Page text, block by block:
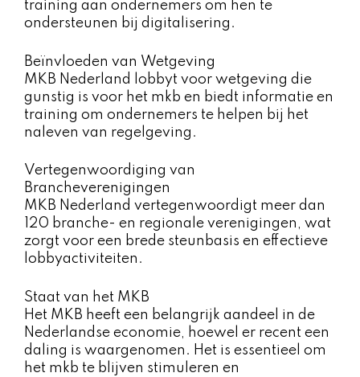
training aan ondernemers om hen te
ondersteunen bij digitalisering.
Beïnvloeden van Wetgeving
MKB Nederland lobbyt voor wetgeving die
gunstig is voor het mkb en biedt informatie en
training om ondernemers te helpen bij het
naleven van regelgeving.
Vertegenwoordiging van
Brancheverenigingen
MKB Nederland vertegenwoordigt meer dan
120 branche- en regionale verenigingen, wat
zorgt voor een brede steunbasis en effectieve
lobbyactiviteiten.
Staat van het MKB
Het MKB heeft een belangrijk aandeel in de
Nederlandse economie, hoewel er recent een
daling is waargenomen. Het is essentieel om
het mkb te blijven stimuleren en